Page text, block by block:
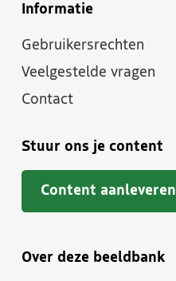
Informatie
Gebruikersrechten
Veelgestelde vragen
Contact
Stuur ons je content
Content aanleveren
Over deze beeldbank